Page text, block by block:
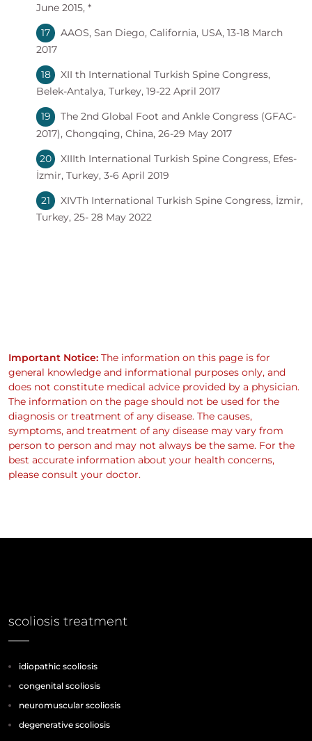
June 2015, *
AAOS, San Diego, California, USA, 13-18 March
2017
XII th International Turkish Spine Congress,
Belek-Antalya, Turkey, 19-22 April 2017
The 2nd Global Foot and Ankle Congress (GFAC-
2017), Chongqing, China, 26-29 May 2017
XIIIth International Turkish Spine Congress, Efes-
İzmir, Turkey, 3-6 April 2019
XIVTh International Turkish Spine Congress, İzmir,
Turkey, 25- 28 May 2022
Important Notice: The information on this page is for
general knowledge and informational purposes only, and
does not constitute medical advice provided by a physician.
The information on the page should not be used for the
diagnosis or treatment of any disease. The causes,
symptoms, and treatment of any disease may vary from
person to person and may not always be the same. For the
best accurate information about your health concerns,
please consult your doctor.
scoliosis treatment
idiopathic scoliosis
congenital scoliosis
neuromuscular scoliosis
degenerative scoliosis